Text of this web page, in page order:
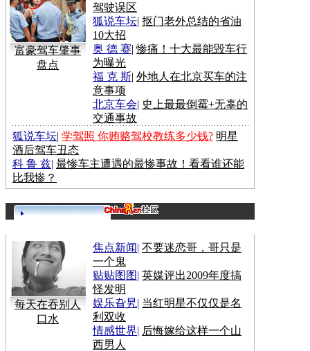
富豪驾车肇事
盘点
驾驶误区
狐说车坛| 抠门老外总结的省油
10大招
奥 德 赛|惨痛！十大最能毁车行
为曝光
福 克 斯| 外地人在北京买车的注
意事项
北京车会| 史上最最倒霉+无辜的
交通事故
狐说车坛| 学驾照 你贿赂驾校教练多少钱? 明星
酒后驾车丑态
科 鲁 兹| 最惨车主遭遇的最惨事故！看看谁还能
比我惨？
每天在吞别人
口水
焦点新闻| 不要迷恋哥，哥只是
一个鬼
贴贴图图| 英媒评出2009年度搞
怪发明
娱乐旮旯 | 当红明星不仅仅是名
利双收
情感世界| 后悔嫁给这样一个山
西男人